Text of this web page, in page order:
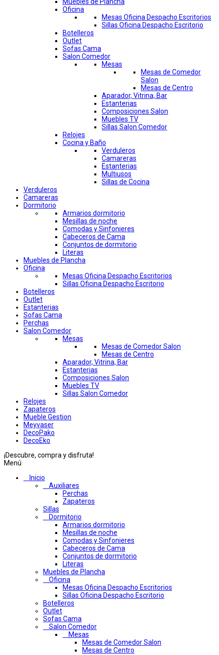
Muebles de Plancha
Oficina
Mesas Oficina Despacho Escritorios
Sillas Oficina Despacho Escritorio
Botelleros
Outlet
Sofas Cama
Salon Comedor
Mesas
Mesas de Comedor
Salon
Mesas de Centro
Aparador, Vitrina, Bar
Estanterias
Composiciones Salon
Muebles TV
Sillas Salon Comedor
Relojes
Cocina y Baño
Verduleros
Camareras
Estanterias
Multiusos
Sillas de Cocina
Verduleros
Camareras
Dormitorio
Armarios dormitorio
Mesillas de noche
Comodas y Sinfonieres
Cabeceros de Cama
Conjuntos de dormitorio
Literas
Muebles de Plancha
Oficina
Mesas Oficina Despacho Escritorios
Sillas Oficina Despacho Escritorio
Botelleros
Outlet
Estanterias
Sofas Cama
Perchas
Salon Comedor
Mesas
Mesas de Comedor Salon
Mesas de Centro
Aparador, Vitrina, Bar
Estanterias
Composiciones Salon
Muebles TV
Sillas Salon Comedor
Relojes
Zapateros
Mueble Gestion
Meyvaser
DecoPako
DecoEko
¡Descubre, compra y disfruta!
Menú
Inicio
Auxiliares
Perchas
Zapateros
Sillas
Dormitorio
Armarios dormitorio
Mesillas de noche
Comodas y Sinfonieres
Cabeceros de Cama
Conjuntos de dormitorio
Literas
Muebles de Plancha
Oficina
Mesas Oficina Despacho Escritorios
Sillas Oficina Despacho Escritorio
Botelleros
Outlet
Sofas Cama
Salon Comedor
Mesas
Mesas de Comedor Salon
Mesas de Centro